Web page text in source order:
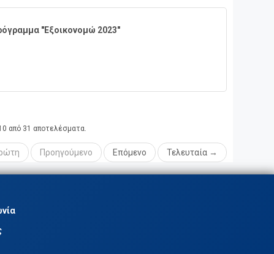
"Εξοικονομώ 2023"
από 31 αποτελέσματα.
Προηγούμενο Επόμενο Τελευταία →